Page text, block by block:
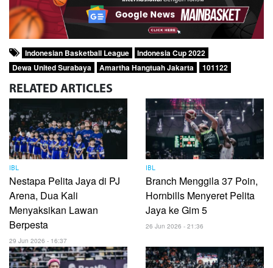
Indonesian Basketball League
Indonesia Cup 2022
Dewa United Surabaya
Amartha Hangtuah Jakarta 101122
RELATED ARTICLES
IBL
Nestapa Pelita Jaya di PJ
Arena, Dua Kali
Menyaksikan Lawan
Berpesta
29 Jun 2026 - 16:37
IBL
Branch Menggila 37 Poin,
Hornbills Menyeret Pelita
Jaya ke Gim 5
26 Jun 2026 - 21:36